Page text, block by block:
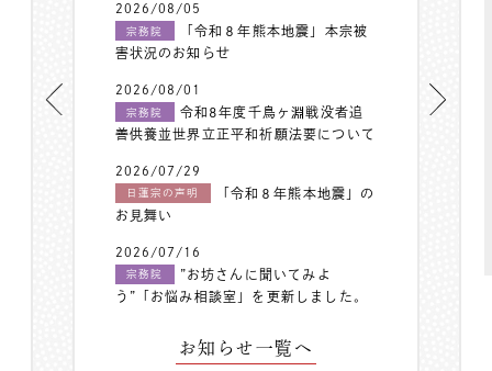
2026/08/05
宗務院
「令和８年熊本地震」本宗被
害状況のお知らせ
2026/08/01
宗務院
令和8年度千鳥ヶ淵戦没者追
善供養並世界立正平和祈願法要について
2026/07/29
日蓮宗の声明
「令和８年熊本地震」の
お見舞い
2026/07/16
宗務院
”お坊さんに聞いてみよ
う”「お悩み相談室」を更新しました。
お知らせ一覧へ